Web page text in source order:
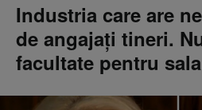
Industria care are
de angajaţi tineri.
facultate pentru